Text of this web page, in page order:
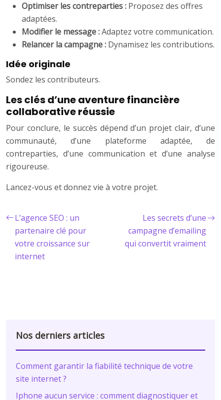
Optimiser les contreparties : Proposez des offres
adaptées.
Modifier le message :Adaptez votre communication.
Relancer la campagne : Dynamisez les contributions.
Idée originale
Sondez les contributeurs.
Les clés d’une aventure financière
collaborative réussie
Pour conclure, le succès dépend d’un projet clair, d’une
communauté, d’une plateforme adaptée, de
contreparties, d’une communication et d’une analyse
rigoureuse.
Lancez-vous et donnez vie à votre projet.
L’agence SEO : un
partenaire clé pour
votre croissance sur
internet
Les secrets d’une
campagne d’emailing
qui convertit vraiment
Nos derniers articles
Comment garantir la fiabilité technique de votre
site internet ?
Iphone aucun service : comment diagnostiquer et